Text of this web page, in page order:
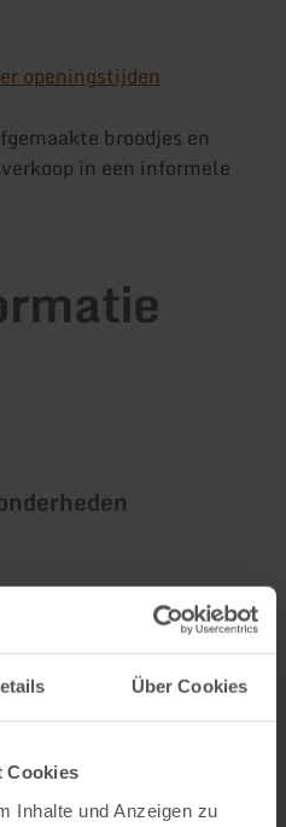
Über Cookies
Cookies
Inhalte und Anzeigen zu
openingstijden
broodjes en
in een informele